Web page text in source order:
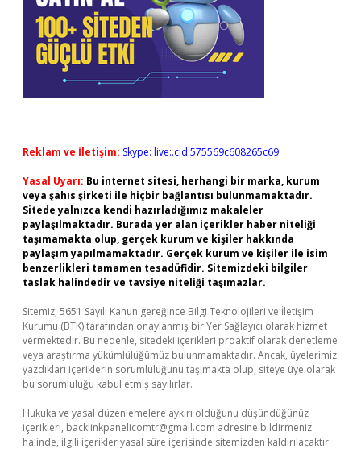
Reklam ve İletişim: Skype: live:.cid.575569c608265c69
Yasal Uyarı: Bu internet sitesi, herhangi bir marka, kurum
veya şahıs şirketi ile hiçbir bağlantısı bulunmamaktadır.
Sitede yalnızca kendi hazırladığımız makaleler
paylaşılmaktadır. Burada yer alan içerikler haber niteliği
taşımamakta olup, gerçek kurum ve kişiler hakkında
paylaşım yapılmamaktadır. Gerçek kurum ve kişiler ile isim
benzerlikleri tamamen tesadüfidir. Sitemizdeki bilgiler
taslak halindedir ve tavsiye niteliği taşımazlar.
Sitemiz, 5651 Sayılı Kanun gereğince Bilgi Teknolojileri ve İletişim
Kurumu (BTK) tarafından onaylanmış bir Yer Sağlayıcı olarak hizmet
vermektedir. Bu nedenle, sitedeki içerikleri proaktif olarak denetleme
veya araştırma yükümlülüğümüz bulunmamaktadır. Ancak, üyelerimiz
yazdıkları içeriklerin sorumluluğunu taşımakta olup, siteye üye olarak
bu sorumluluğu kabul etmiş sayılırlar.
Hukuka ve yasal düzenlemelere aykırı olduğunu düşündüğünüz
içerikleri, backlinkpanelicomtr@gmail.com adresine bildirmeniz
halinde, ilgili içerikler yasal süre içerisinde sitemizden kaldırılacaktır.